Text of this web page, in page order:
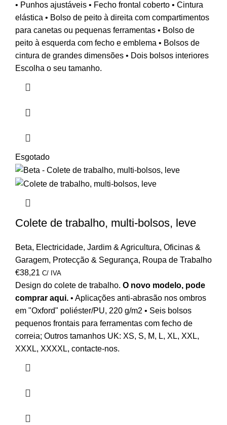
• Punhos ajustáveis • Fecho frontal coberto • Cintura
elástica • Bolso de peito à direita com compartimentos
para canetas ou pequenas ferramentas • Bolso de
peito à esquerda com fecho e emblema • Bolsos de
cintura de grandes dimensões • Dois bolsos interiores
Escolha o seu tamanho.
Esgotado
Colete de trabalho, multi-bolsos, leve
Beta, Electricidade, Jardim & Agricultura, Oficinas &
Garagem, Protecção & Segurança, Roupa de Trabalho
€38,21 C/ IVA
Design do colete de trabalho. O novo modelo, pode
comprar aqui. • Aplicações anti-abrasão nos ombros
em "Oxford" poliéster/PU, 220 g/m2 • Seis bolsos
pequenos frontais para ferramentas com fecho de
correia; Outros tamanhos UK: XS, S, M, L, XL, XXL,
XXXL, XXXXL, contacte-nos.